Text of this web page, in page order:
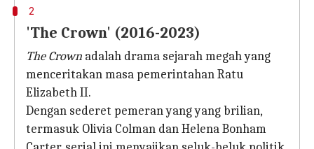
2
'The Crown' (2016-2023)
The Crown adalah drama sejarah megah yang
menceritakan masa pemerintahan Ratu
Elizabeth II.
Dengan sederet pemeran yang yang brilian,
termasuk Olivia Colman dan Helena Bonham